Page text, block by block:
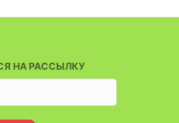
НА РАССЫЛКУ